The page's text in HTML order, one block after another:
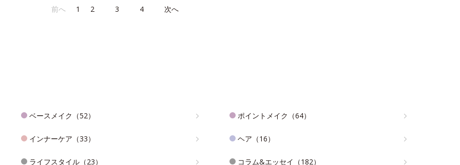
前へ 1 2 3 4 次へ
ベースメイク（52） ポイントメイク（64）
インナーケア（33） ヘア（16）
ライフスタイル（23） コラム&エッセイ（182）